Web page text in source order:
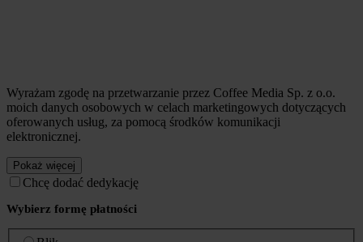
Wyrażam zgodę na przetwarzanie przez Coffee Media Sp. z o.o.
moich danych osobowych w celach marketingowych dotyczących
oferowanych usług, za pomocą środków komunikacji
elektronicznej.
Pokaż więcej
Chcę dodać dedykację
Wybierz formę płatności